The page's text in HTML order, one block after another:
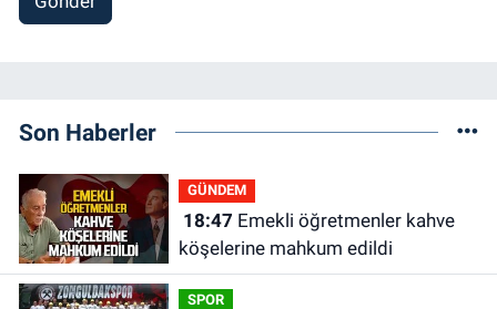
Son Haberler
GÜNDEM
18:47
köşelerine mahkum edildi
SPOR